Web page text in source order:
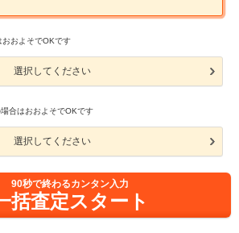
およそでOKです
選択してください
合はおおよそでOKです
選択してください
90秒で終わるカンタン入力
括査定スタート